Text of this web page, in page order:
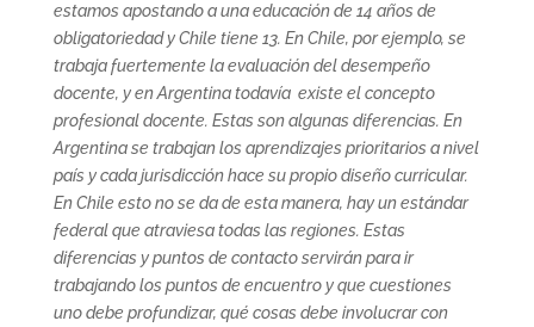
estamos apostando a una educación de 14 años de
obligatoriedad y Chile tiene 13. En Chile, por ejemplo, se
trabaja fuertemente la evaluación del desempeño
docente, y en Argentina todavía existe el concepto
profesional docente. Estas son algunas diferencias. En
Argentina se trabajan los aprendizajes prioritarios a nivel
país y cada jurisdicción hace su propio diseño curricular.
En Chile esto no se da de esta manera, hay un estándar
federal que atraviesa todas las regiones. Estas
diferencias y puntos de contacto servirán para ir
trabajando los puntos de encuentro y que cuestiones
uno debe profundizar, qué cosas debe involucrar con